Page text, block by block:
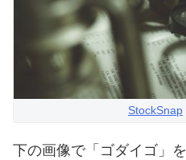
StockSnap
下の画像で「ゴダイゴ」